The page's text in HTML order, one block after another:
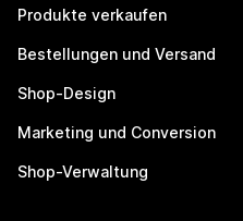
Produkte verkaufen
Bestellungen und Versand
Shop-Design
Marketing und Conversion
Shop-Verwaltung